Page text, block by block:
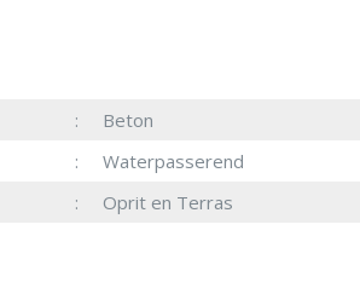
Beton
Waterpasserend
Oprit en Terras